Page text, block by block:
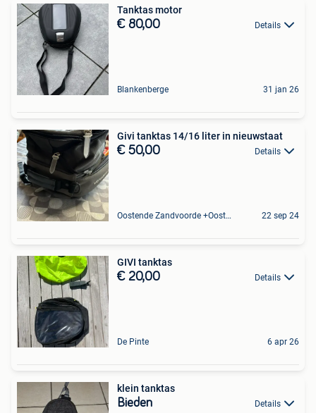
Tanktas motor
€ 80,00 Details
Blankenberge 31 jan 26
Givi tanktas 14/16 liter in nieuwstaat
€ 50,00 Details
Oostende Zandvoorde +Oostende 22 sep 24
GIVI tanktas
€ 20,00 Details
De Pinte 6 apr 26
klein tanktas
Bieden Details